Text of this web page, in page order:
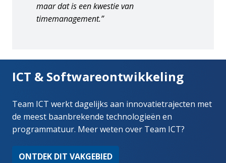
maar dat is een kwestie van
timemanagement.”
ICT & Softwareontwikkeling
Team ICT werkt dagelijks aan innovatietrajecten met
de meest baanbrekende technologieën en
programmatuur. Meer weten over Team ICT?
ONTDEK DIT VAKGEBIED